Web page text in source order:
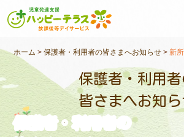
私たちについて
未就学のお子さま（０〜６才
小学生〜高校生の お子さま
支援事例
ホーム >保護者・利用者の皆さまへお知らせ >新
保護者・利用者
皆さまへお知ら
保護者・利用者の